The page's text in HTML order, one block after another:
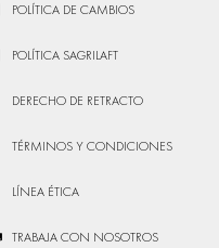
POLÍTICA DE CAMBIOS
POLÍTICA SAGRILAFT
DERECHO DE RETRACTO
TÉRMINOS Y CONDICIONES
LÍNEA ÉTICA
TRABAJA CON NOSOTROS